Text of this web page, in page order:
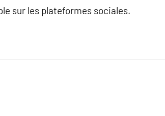
sur les plateformes sociales.